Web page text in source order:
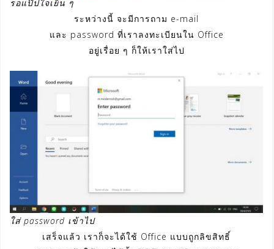
รอแป๊ปใจเย็น ๆ
ระหว่างนี้ จะมีการถาม e-mail
และ password ที่เราลงทะเบียนใน Office
อยู่เรื่อย ๆ ก็ให้เราใส่ไป
ใส่ password เข้าไป
เสร็จแล้ว เราก็จะได้ใช้ Office แบบถูกลิขสิทธิ์